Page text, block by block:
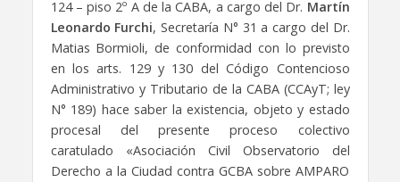
124 – piso 2º A de la CABA, a cargo del Dr. Martín
Leonardo Furchi, Secretaría N° 31 a cargo del Dr.
Matias Bormioli, de conformidad con lo previsto
en los arts. 129 y 130 del Código Contencioso
Administrativo y Tributario de la CABA (CCAyT; ley
N° 189) hace saber la existencia, objeto y estado
procesal del presente proceso colectivo
caratulado «Asociación Civil Observatorio del
Derecho a la Ciudad contra GCBA sobre AMPARO